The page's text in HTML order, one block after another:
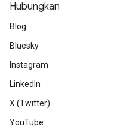
Hubungkan
Blog
Bluesky
Instagram
LinkedIn
X (Twitter)
YouTube